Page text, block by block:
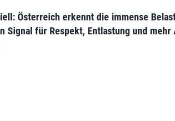
Österreich erkennt die immense
für Respekt, Entlastung und